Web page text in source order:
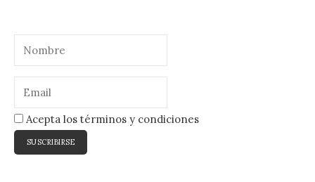
Acepta los términos y condiciones